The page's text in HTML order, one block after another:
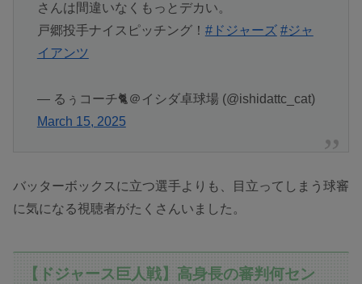
さんは間違いなくもっとデカい。
戸郷投手ナイスピッチング！ #ドジャーズ #ジャ
イアンツ
— るぅコーチ🐈＠イシダ卓球場 (@ishidattc_cat)
March 15, 2025
バッターボックスに立つ選手よりも、目立ってしまう球審
に気になる視聴者がたくさんいました。
【ドジャース巨人戦】高身長の審判何セン